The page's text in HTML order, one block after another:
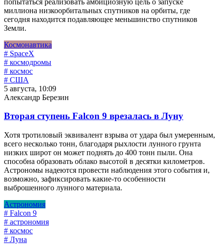
миллиона низкоорбитальных спутников на орбиты, где
сегодня находится подавляющее меньшинство спутников
Земли.
Космонавтика
# SpaceX
# космодромы
# космос
# США
5 августа, 10:09
Александр Березин
Вторая ступень Falcon 9 врезалась в Луну
Хотя тротиловый эквивалент взрыва от удара был умеренным,
всего несколько тонн, благодаря рыхлости лунного грунта
низких широт он может поднять до 400 тонн пыли. Она
способна образовать облако высотой в десятки километров.
Астрономы надеются провести наблюдения этого события и,
возможно, зафиксировать какие-то особенности
выброшенного лунного материала.
Астрономия
# Falcon 9
# астрономия
# космос
# Луна